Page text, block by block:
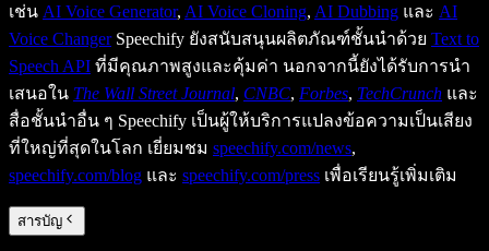
เช่น AI Voice Generator, AI Voice Cloning, AI Dubbing และ AI
Voice ChangerSpeechify ยังสนับสนุนผลิตภัณฑ์ชั้นนำด้วย Text to
Speech API ที่มีคุณภาพสูงและคุ้มค่า นอกจากนี้ยังได้รับการนำ
เสนอใน The Wall Street Journal, CNBC, Forbes, TechCrunch และ
สื่อชั้นนำอื่น ๆ Speechify เป็นผู้ให้บริการแปลงข้อความเป็นเสียง
ที่ใหญ่ที่สุดในโลก เยี่ยมชม speechify.com/news,
speechify.com/blog และ speechify.com/press เพื่อเรียนรู้เพิ่มเติม
สารบัญ